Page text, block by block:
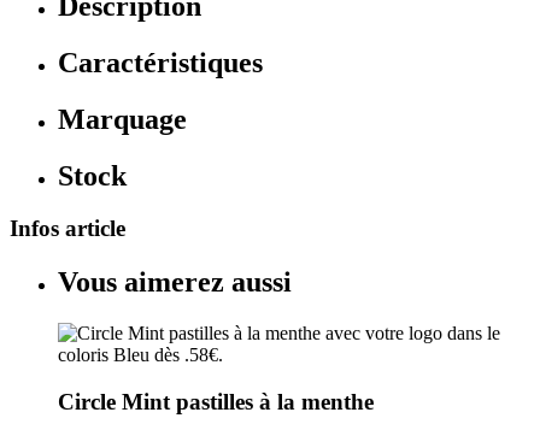
Caractéristiques
Marquage
Stock
Infos article
Vous aimerez aussi
Circle Mint pastilles à la menthe